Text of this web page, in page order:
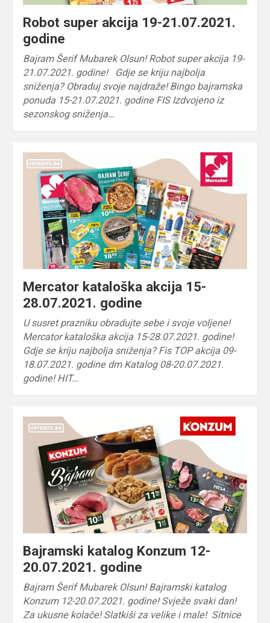
Robot super akcija 19-21.07.2021.
godine
Bajram Šerif Mubarek Olsun! Robot super akcija 19-
21.07.2021. godine! Gdje se kriju najbolja
sniženja? Obraduj svoje najdraže! Bingo bajramska
ponuda 15-21.07.2021. godine FIS Izdvojeno iz
sezonskog sniženja…
Mercator kataloška akcija 15-
28.07.2021. godine
U susret prazniku obradujte sebe i svoje voljene!
Mercator kataloška akcija 15-28.07.2021. godine!
Gdje se kriju najbolja sniženja? Fis TOP akcija 09-
18.07.2021. godine dm Katalog 08-20.07.2021.
godine! HIT…
Bajramski katalog Konzum 12-
20.07.2021. godine
Bajram Šerif Mubarek Olsun! Bajramski katalog
Konzum 12-20.07.2021. godine! Svježe svaki dan!
Za ukusne kolače! Slatkiši za velike i male! Sitnice